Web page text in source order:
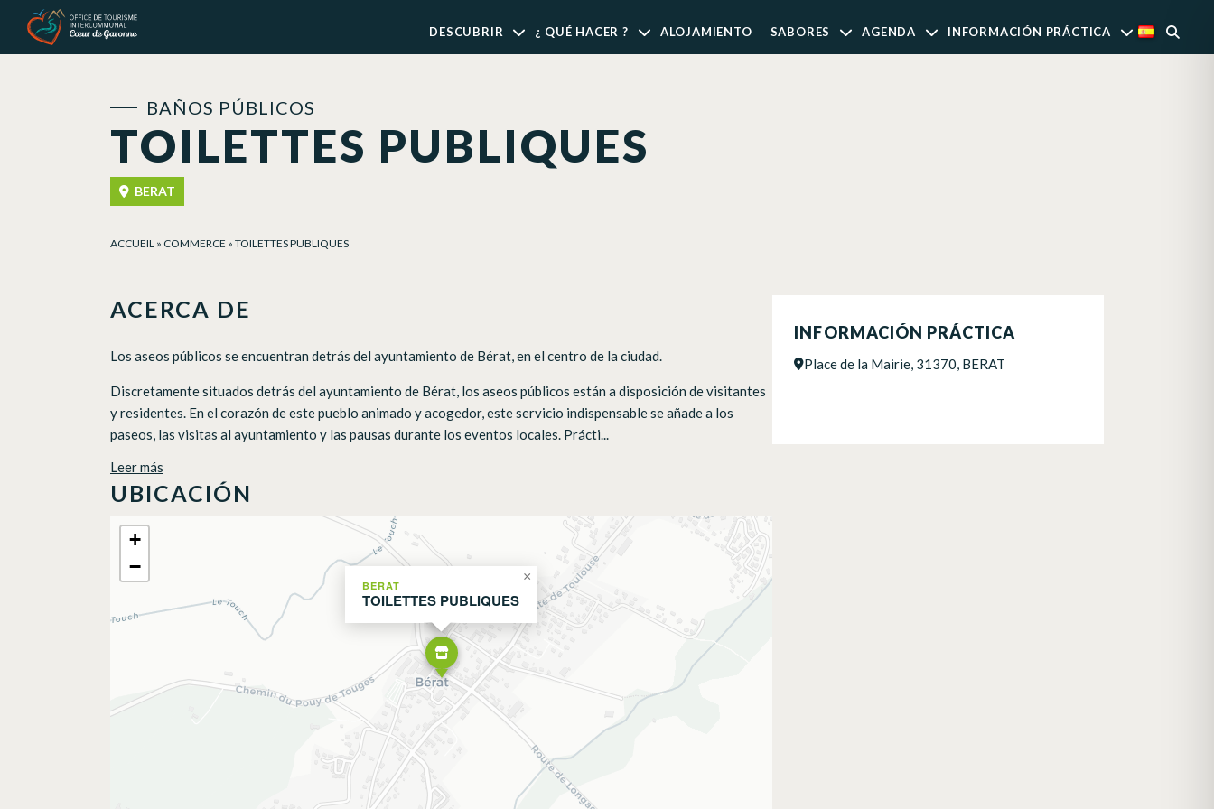
DESCUBRIR ¿ QUÉ HACER ? ALOJAMIENTO SABORES AGENDA INFORMACIÓN PRÁCTICA
TOILETTES PUBLIQUES
BAÑOS PÚBLICOS
BERAT
ACCUEIL » COMMERCE » TOILETTES PUBLIQUES
ACERCA DE
Los aseos públicos se encuentran detrás del ayuntamiento de Bérat, en el centro de la ciudad.
Discretamente situados detrás del ayuntamiento de Bérat, los aseos públicos están a disposición de visitantes
y residentes. En el corazón de este pueblo animado y acogedor, este servicio indispensable se añade a los
paseos, las visitas al ayuntamiento y las pausas durante los eventos locales. Prácti...
Leer más
UBICACIÓN
BERAT
TOILETTES PUBLIQUES
×
+
−
INFORMACIÓN PRÁCTICA
Place de la Mairie, 31370, BERAT
Panel de gestión de cookies